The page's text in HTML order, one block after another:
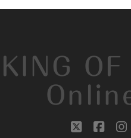
KING OF
twitter